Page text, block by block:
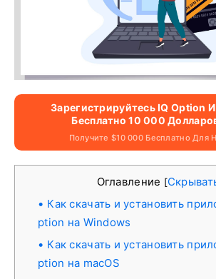
Зарегистрируйтесь IQ Option
Бесплатно 10 000
Получите $10 000 Бесплатно Для
Оглавление [
Как скачать и установить
ption на Windows
Как скачать и установить
ption на macOS